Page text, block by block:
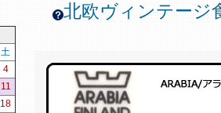
北欧ヴィンテージ
土
4
11
18